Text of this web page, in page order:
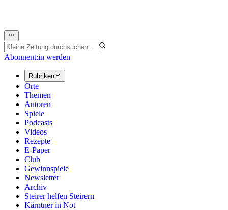
Abonnent:in werden
Rubriken
Orte
Themen
Autoren
Spiele
Podcasts
Videos
Rezepte
E-Paper
Club
Gewinnspiele
Newsletter
Archiv
Steirer helfen Steirern
Kärntner in Not